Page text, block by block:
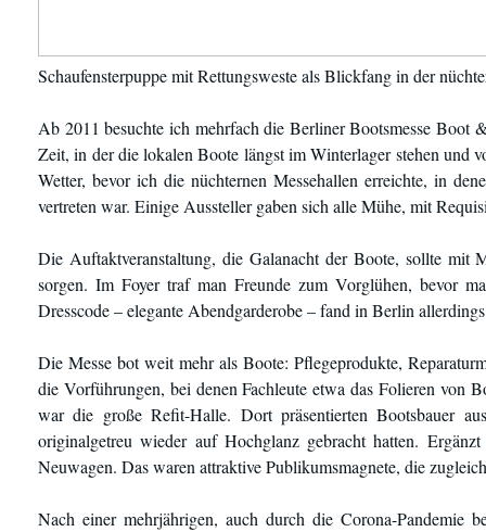
Schaufensterpuppe mit Rettungsweste als Blickfang in der
Ab 2011 besuchte ich mehrfach die Berliner Bootsmesse Boot
Zeit, in der die lokalen Boote längst im Winterlager stehen und
Wetter, bevor ich die nüchternen Messehallen erreichte, in
vertreten war. Einige Aussteller gaben sich alle Mühe, mit
Die Auftaktveranstaltung, die Galanacht der Boote, sollte mit
sorgen. Im Foyer traf man Freunde zum Vorglühen, bevor
Dresscode – elegante Abendgarderobe – fand in Berlin
Die Messe bot weit mehr als Boote: Pflegeprodukte,
die Vorführungen, bei denen Fachleute etwa das Folieren von
war die große Refit-Halle. Dort präsentierten Bootsbauer
originalgetreu wieder auf Hochglanz gebracht hatten.
Neuwagen. Das waren attraktive Publikumsmagnete, die
Nach einer mehrjährigen, auch durch die Corona-Pandemie